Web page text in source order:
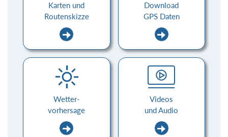
Karten und
Routenskizze
Download
GPS Daten
Wetter-
vorhersage
Videos
und Audio